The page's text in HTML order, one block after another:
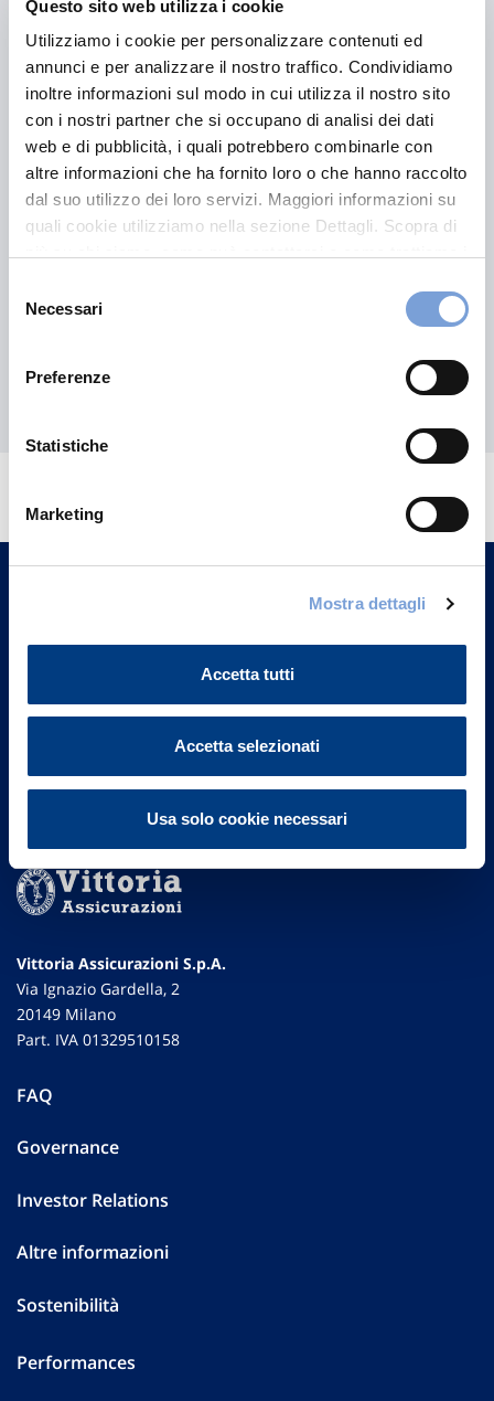
Questo sito web utilizza i cookie
Utilizziamo i cookie per personalizzare contenuti ed
annunci e per analizzare il nostro traffico. Condividiamo
inoltre informazioni sul modo in cui utilizza il nostro sito
con i nostri partner che si occupano di analisi dei dati
web e di pubblicità, i quali potrebbero combinarle con
altre informazioni che ha fornito loro o che hanno raccolto
dal suo utilizzo dei loro servizi. Maggiori informazioni su
quali cookie utilizziamo nella sezione Dettagli. Scopra di
può trovare nel footer del sito nella sezione "Informativa
delNecessari
Preferenze
Statistiche
Marketing
Mostra dettagli
Accetta tutti
Accetta selezionati
Usa solo cookie necessari
Documenti Collettiva Vita 192Y
Leggi il contenuto
Hai bisogno di
Trova l'Agenzia più vicina a te e parla con
un nostro Agente.
Vittoria Assicurazioni S.p.A.
Via Ignazio Gardella, 2
20149 Milano
Part. IVA 01329510158
FAQ
Governance
Investor Relations
Altre informazioni
Sostenibilità
Performances